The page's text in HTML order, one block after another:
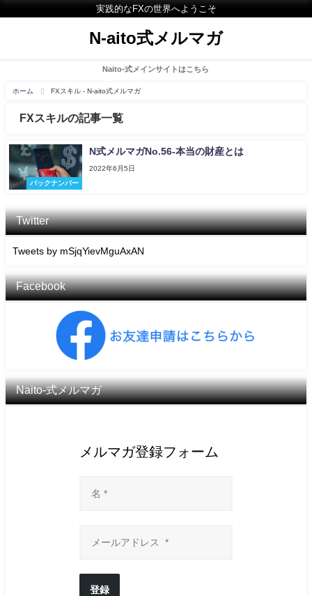
実践的なFXの世界へようこそ
N-aito式メルマガ
Naito-式メインサイトはこちら
ホーム FXスキル - N-aito式メルマガ
FXスキルの記事一覧
バックナンバー
N式メルマガNo.56-本当の財産とは
2022年6月5日
Twitter
Tweets by mSjqYievMguAxAN
Facebook
Naito-式メルマガ
メルマガ登録フォーム
登録